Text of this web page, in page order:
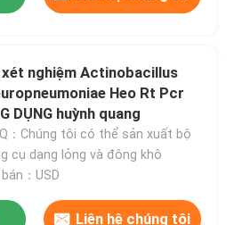
xét nghiệm Actinobacillus
Heo Rt Pcr
DỤNG huỳnh quang
：Chúng tôi có thể sản xuất bộ
cụ dạng lỏng và đông khô
：USD
Liên hệ chúng tôi